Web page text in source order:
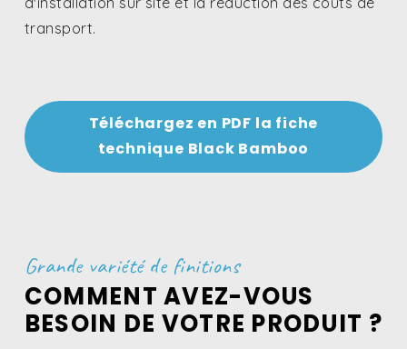
technique Black Bamboo
COMMENT AVEZ-VOUS
BESOIN DE VOTRE PRODUIT ?